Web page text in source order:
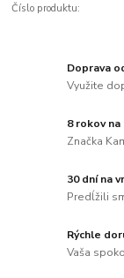
Číslo produktu:
Doprava
Využite
8 rokov
Značka
30 dní na
Predĺžili
Rýchle
Vaša